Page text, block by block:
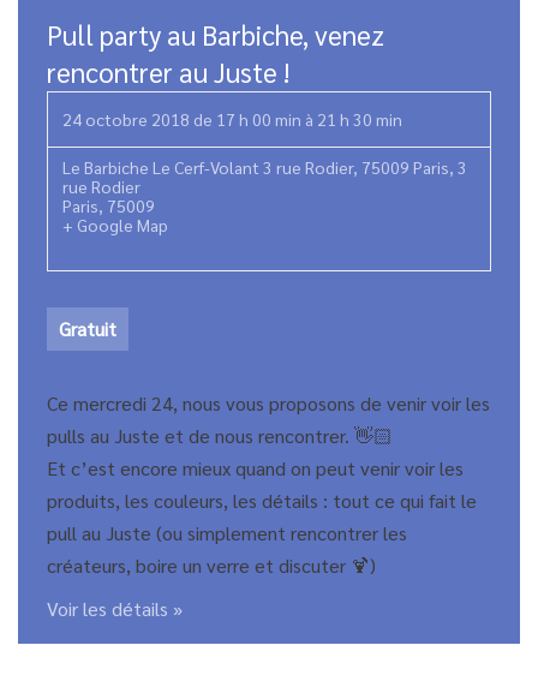
Pull party au Barbiche, venez
rencontrer au Juste !
24 octobre 2018 de 17 h 00 min à 21 h 30 min
Le Barbiche Le Cerf-Volant 3 rue Rodier, 75009 Paris, 3
rue Rodier
Paris, 75009
+ Google Map
Gratuit
Ce mercredi 24, nous vous proposons de venir voir les
pulls au Juste et de nous rencontrer. 👋🏻
Et c’est encore mieux quand on peut venir voir les
produits, les couleurs, les détails : tout ce qui fait le
pull au Juste (ou simplement rencontrer les
créateurs, boire un verre et discuter 🍹)
Voir les détails »